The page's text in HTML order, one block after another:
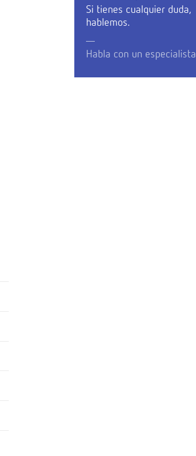
Si tienes cualquier duda,
hablemos.
Habla con un especialista